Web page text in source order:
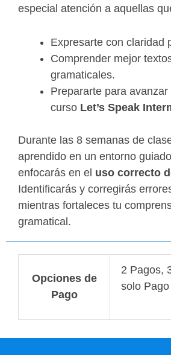
especial atención a aquellas
Expresarte con claridad
Comprender mejor
gramaticales.
Prepararte para
curso Let’s Speak
Durante las 8 semanas de
aprendido en un entorno
enfocarás en el uso correcto
Identificarás y corregirás
mientras fortaleces tu
gramatical.
Opciones de
Pago
2 Pagos,
solo Pago